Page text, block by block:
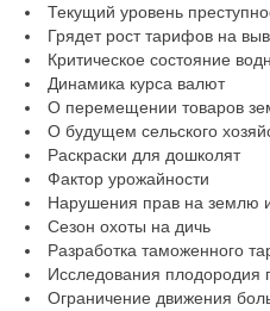
Текущий уровень
Грядет рост тарифов на
Критическое состояние
Динамика курса валют
О перемещении товаров
О будущем сельского
Раскраски для дошколят
Фактор урожайности
Нарушения прав на землю
Сезон охоты на дичь
Разработка таможенного
Исследования плодородия
Ограничение движения